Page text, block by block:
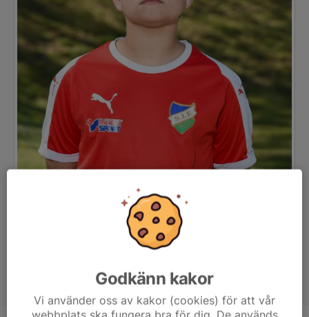
Godkänn kakor
Vi använder oss av kakor (cookies) för att vår